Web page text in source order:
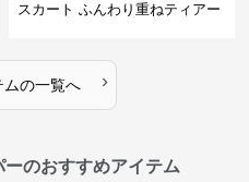
スカート ふんわり重ねティアー
ムの一覧へ ›
のおすすめアイテム